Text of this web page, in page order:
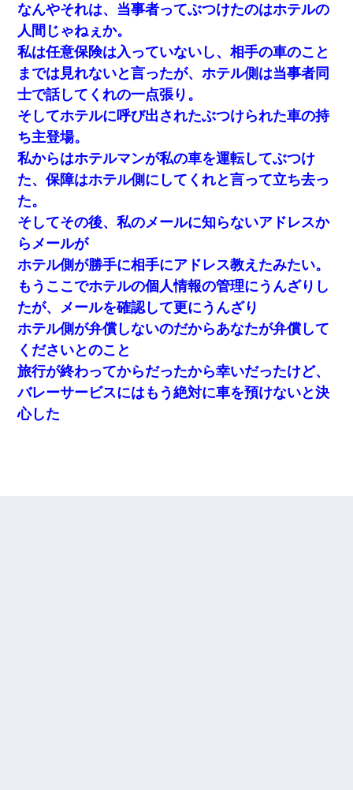
なんやそれは、当事者ってぶつけたのはホテルの
人間じゃねぇか。
私は任意保険は入っていないし、相手の車のこと
までは見れないと言ったが、ホテル側は当事者同
士で話してくれの一点張り。
そしてホテルに呼び出されたぶつけられた車の持
ち主登場。
私からはホテルマンが私の車を運転してぶつけ
た、保障はホテル側にしてくれと言って立ち去っ
た。
そしてその後、私のメールに知らないアドレスか
らメールが
ホテル側が勝手に相手にアドレス教えたみたい。
もうここでホテルの個人情報の管理にうんざりし
たが、メールを確認して更にうんざり
ホテル側が弁償しないのだからあなたが弁償して
くださいとのこと
旅行が終わってからだったから幸いだったけど、
バレーサービスにはもう絶対に車を預けないと決
心した